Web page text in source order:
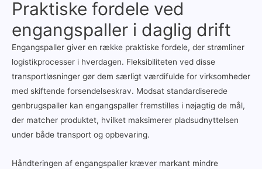
Praktiske fordele ved
engangspaller i daglig drift
Engangspaller giver en række praktiske fordele, der strømliner
logistikprocesser i hverdagen. Fleksibiliteten ved disse
transportløsninger gør dem særligt værdifulde for virksomheder
med skiftende forsendelseskrav. Modsat standardiserede
genbrugspaller kan engangspaller fremstilles i nøjagtig de mål,
der matcher produktet, hvilket maksimerer pladsudnyttelsen
under både transport og opbevaring.
Håndteringen af engangspaller kræver markant mindre